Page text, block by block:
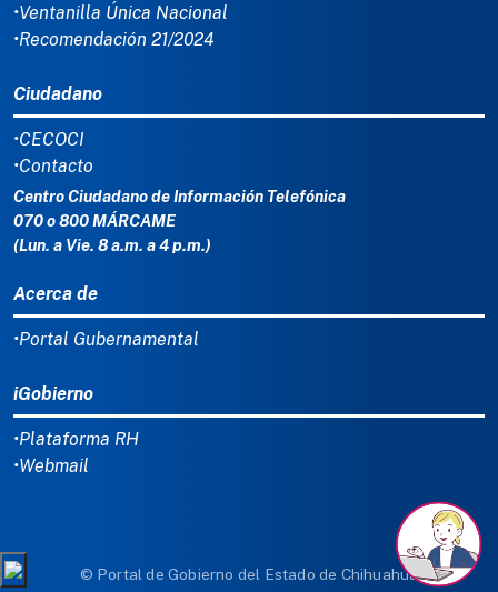
•Ventanilla Única Nacional
•Recomendación 21/2024
Ciudadano
•CECOCI
•Contacto
Centro Ciudadano de Información Telefónica
070 o 800 MÁRCAME
(Lun. a Vie. 8 a.m. a 4 p.m.)
Acerca de
•Portal Gubernamental
iGobierno
•Plataforma RH
•Webmail
© Portal de Gobierno del Estado de Chihuahua